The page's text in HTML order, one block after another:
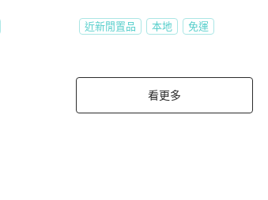
近新閒置品 本地 免運
看更多